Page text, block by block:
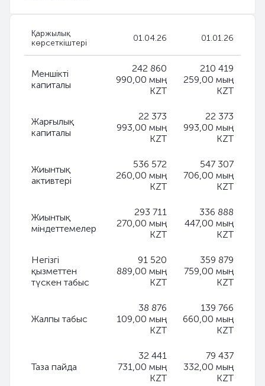
Қаржылық
көрсеткіштері
01.04.26 01.01.26
Меншікті
капиталы
242 860
990,00 мың
KZT
210 419
259,00 мың
KZT
Жарғылық
капиталы
22 373
993,00 мың
KZT
22 373
993,00 мың
KZT
Жиынтық
активтері
536 572
260,00 мың
KZT
547 307
706,00 мың
KZT
Жиынтық
міндеттемелер
293 711
270,00 мың
KZT
336 888
447,00 мың
KZT
Негізгі
қызметтен
түскен табыс
91 520
889,00 мың
KZT
359 879
759,00 мың
KZT
Жалпы табыс
38 876
109,00 мың
KZT
139 766
660,00 мың
KZT
Таза пайда
32 441
731,00 мың
KZT
79 437
332,00 мың
KZT